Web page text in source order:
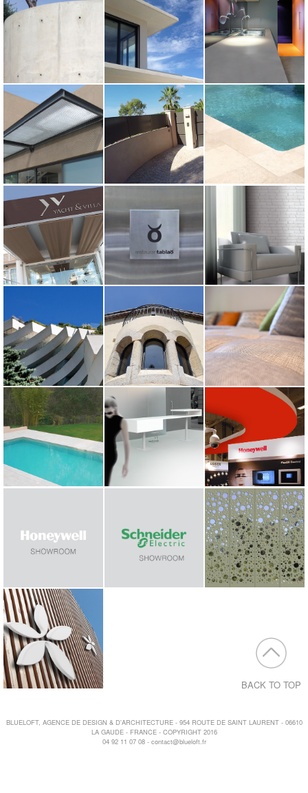
BLUELOFT, AGENCE DE DESIGN & D'ARCHITECTURE - 954 ROUTE DE SAINT LAURENT - 06610
LA GAUDE - FRANCE - COPYRIGHT 2016
04 92 11 07 08 - contact@blueloft.fr
BACK TO TOP